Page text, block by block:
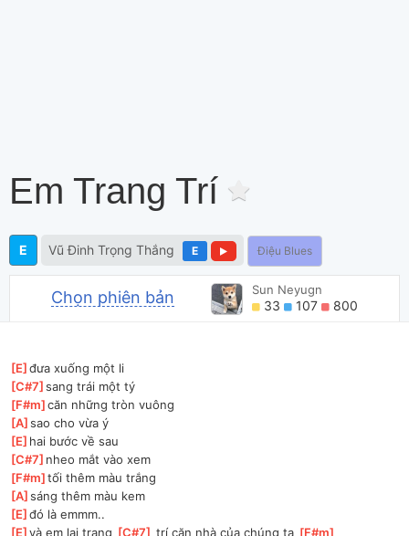
Em Trang Trí
E Vũ Đinh Trọng Thắng E Điệu Blues
Chọn phiên bản Sun Neyugn
33 107 800
[E ]
đưa xuống một li
[C#7 ]
sang trái một tý
[F#m ]
căn những tròn vuông
[A ]
sao cho vừa ý
[E ]hai bước về sau
[C#7 ]nheo mắt vào xem
[F#m ]tối thêm màu trắng
[A ]
sáng thêm màu kem
[E ]
đó là emmm..
[E ]
và em lại trang [C#7 ] trí căn nhà của chúng ta [F#m